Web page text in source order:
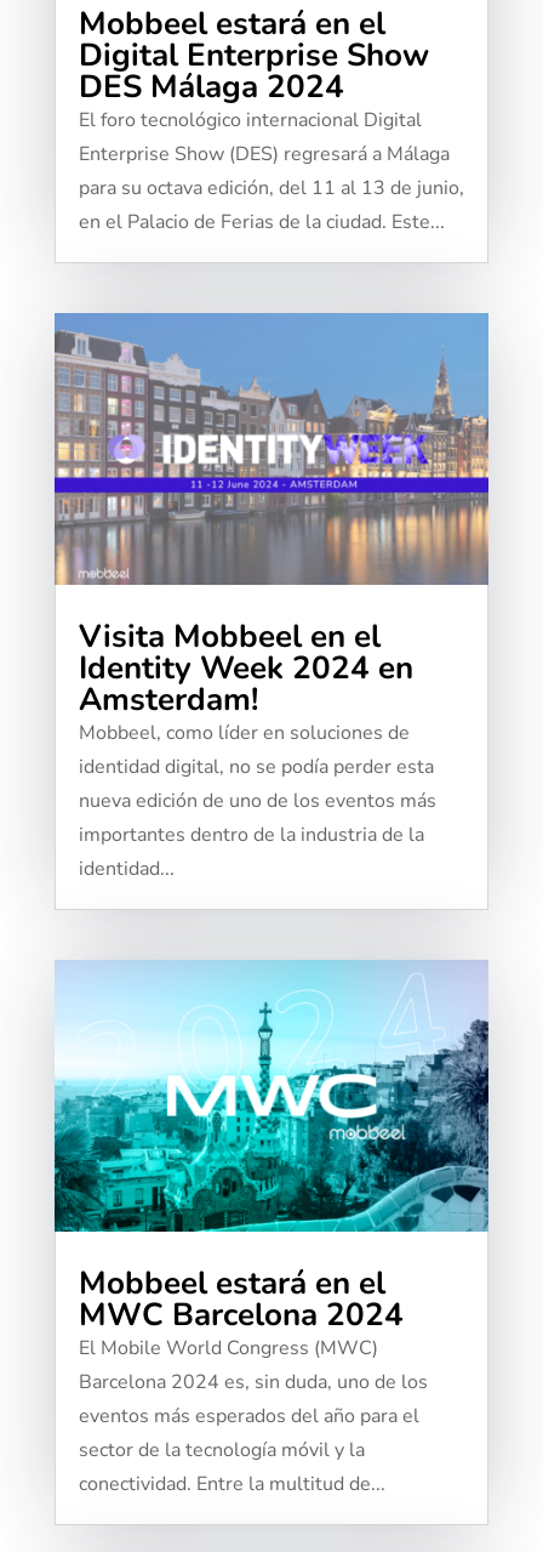
Mobbeel estará en el
Digital Enterprise Show
DES Málaga 2024
El foro tecnológico internacional Digital
Enterprise Show (DES) regresará a Málaga
para su octava edición, del 11 al 13 de junio,
en el Palacio de Ferias de la ciudad. Este...
Visita Mobbeel en el
Identity Week 2024 en
Amsterdam!
Mobbeel, como líder en soluciones de
identidad digital, no se podía perder esta
nueva edición de uno de los eventos más
importantes dentro de la industria de la
identidad...
Mobbeel estará en el
MWC Barcelona 2024
El Mobile World Congress (MWC)
Barcelona 2024 es, sin duda, uno de los
eventos más esperados del año para el
sector de la tecnología móvil y la
conectividad. Entre la multitud de...